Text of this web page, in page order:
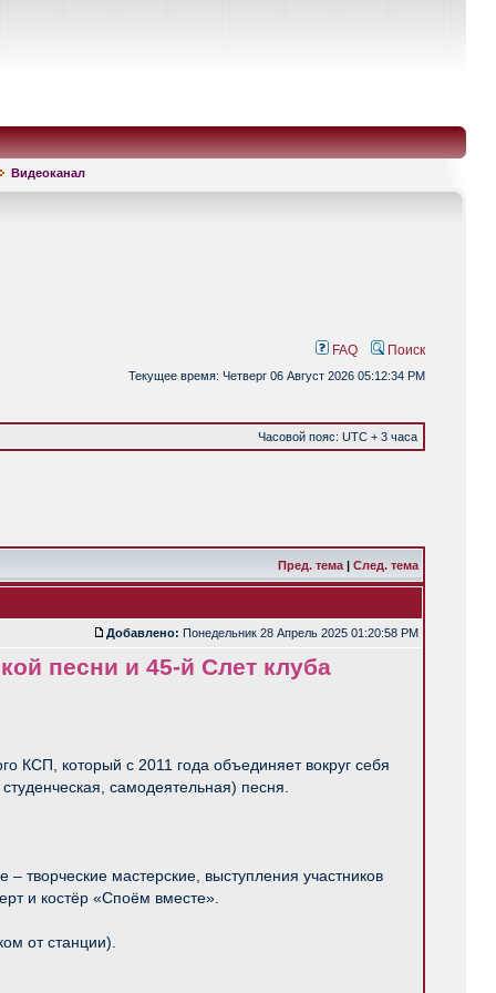
Видеоканал
FAQ Поиск
Текущее время: Четверг 06 Август 2026 05:12:34 PM
Часовой пояс: UTC + 3 часа
Пред. тема | След. тема
Добавлено: Понедельник 28 Апрель 2025 01:20:58 PM
песни и 45-й Слет клуба
КСП, который с 2011 года объединяет вокруг себя
самодеятельная) песня.
творческие мастерские, выступления участников
и костёр «Споём вместе».
от станции).